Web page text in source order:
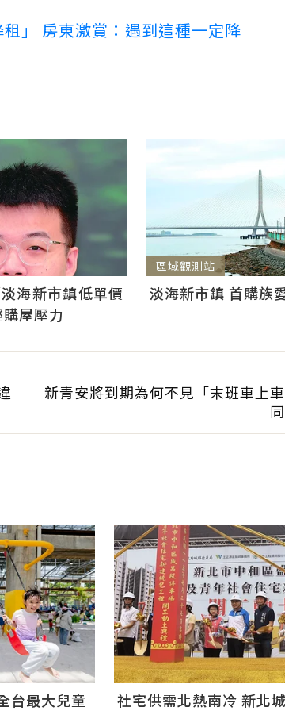
」 房東激賞：遇到這種一定降
海新市鎮低單價
屋壓力
區域觀測站
淡海新市鎮 首購族
新青安將到期為何不見「末班車上
台最大兒童 社宅供需北熱南冷 新北